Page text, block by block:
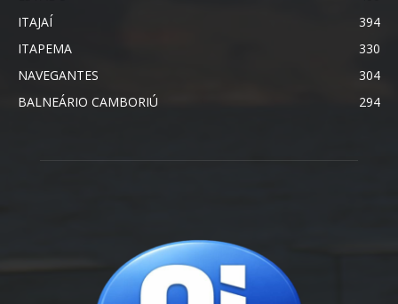
ITAJAÍ
394
ITAPEMA
330
NAVEGANTES
304
BALNEÁRIO CAMBORIÚ
294